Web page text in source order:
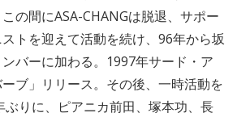
の間にASA-CHANGは脱退、サポー
トを迎えて活動を続け、96年から坂
バーに加わる。1997年サード・ア
ブ」リリース。その後、一時活動を
りに、ピアニカ前田、塚本功、長